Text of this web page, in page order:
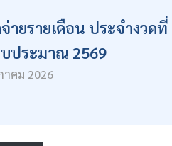
ายรายเดือน ประจำงวดที่
ประมาณ 2569
คม 2026